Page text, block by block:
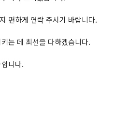
편하게 연락 주시기 바랍니다.
는 데 최선을 다하겠습니다.
니다.